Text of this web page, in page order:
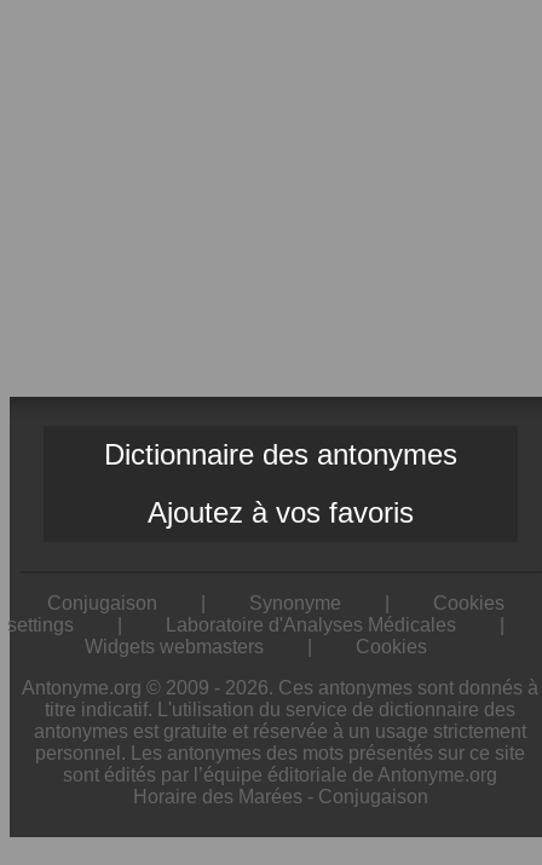
Dictionnaire des antonymes
Ajoutez à vos favoris
Conjugaison Synonyme
Cookies
settings
Laboratoire d'Analyses Médicales
Widgets webmasters
Cookies
Antonyme.org © 2009 - 2026. Ces antonymes sont donnés à
titre indicatif. L'utilisation du service de dictionnaire des
antonymes est gratuite et réservée à un usage strictement
personnel. Les antonymes des mots présentés sur ce site
sont édités par l’équipe éditoriale de Antonyme.org
Horaire des Marées - Conjugaison